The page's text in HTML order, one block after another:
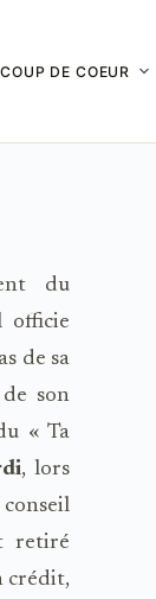
COUP DE COEUR
du
officie
de sa
son
« Ta
, lors
retiré
crédit,